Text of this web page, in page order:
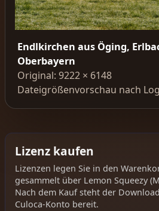
Endlkirchen aus Öging,
Oberbayern
Original: 9222 × 6148
Dateigrößenvorschau nach
Lizenz kaufen
Lizenzen legen Sie in den
gesammelt über Lemon Squeezy
Nach dem Kauf steht der
Culoca-Konto bereit.